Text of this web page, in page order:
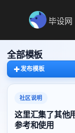
毕设网
全部模板
发布模板
社区说明
这里汇集了其他
参考和使用